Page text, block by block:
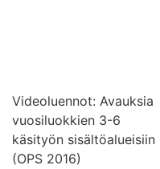
Videoluennot: Avauksia
vuosiluokkien 3-6
käsityön sisältöalueisiin
(OPS 2016)